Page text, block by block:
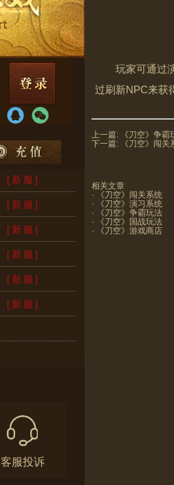
[新服]
[新服]
[新服]
[新服]
[新服]
[新服]
客服投诉
玩家可通过
过刷新NPC来获
上一篇:
《刀空》争霸
下一篇:
《刀空》闯关
相关文章
·
《刀空》闯关系统
·
《刀空》演习系统
·
《刀空》争霸玩法
·
《刀空》国战玩法
·
《刀空》游戏商店